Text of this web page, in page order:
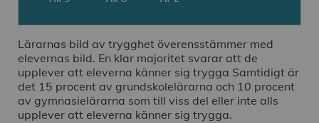
Lärarnas bild av trygghet överensstämmer med
elevernas bild. En klar majoritet svarar att de
upplever att eleverna känner sig trygga Samtidigt är
det 15 procent av grundskolelärarna och 10 procent
av gymnasielärarna som till viss del eller inte alls
upplever att eleverna känner sig trygga.